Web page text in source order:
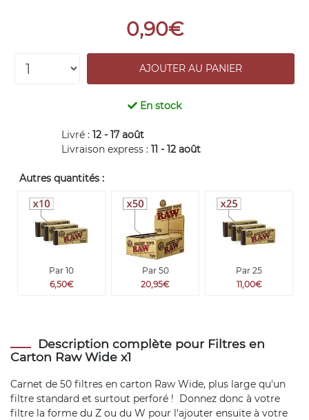
0,90€
En stock
Livré : 12 - 17 août
Livraison express : 11 - 12 août
Autres quantités :
Par 10
6,50€
Par 50
20,95€
Par 25
11,00€
Description complète pour Filtres en
Carton Raw Wide x1
Carnet de 50 filtres en carton Raw Wide, plus large qu'un
filtre standard et surtout perforé ! Donnez donc à votre
filtre la forme du Z ou du W pour l'ajouter ensuite à votre